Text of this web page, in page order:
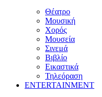
Θέατρο
Μουσική
Χορός
Μουσεία
Σινεμά
Βιβλίο
Εικαστικά
Τηλεόραση
ENTERTAINMENT